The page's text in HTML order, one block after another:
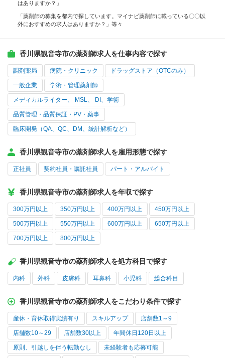
はありますか？」
「薬剤師の募集を都内で探しています。マイナビ薬剤師に載っている〇〇以
外におすすめの求人はありますか？」等々
香川県観音寺市の薬剤師求人を仕事内容で探す
調剤薬局 病院・クリニック ドラッグストア（OTCのみ）
一般企業 学術・管理薬剤師
メディカルライター、 MSL、 DI、学術
品質管理・品質保証・PV・薬事
臨床開発（QA、QC、DM、統計解析など）
香川県観音寺市の薬剤師求人を雇用形態で探す
正社員 契約社員・嘱託社員 パート・アルバイト
香川県観音寺市の薬剤師求人を年収で探す
300万円以上 350万円以上 400万円以上 450万円以上
500万円以上 550万円以上 600万円以上 650万円以上
700万円以上 800万円以上
香川県観音寺市の薬剤師求人を処方科目で探す
内科 外科 皮膚科 耳鼻科 小児科 総合科目
香川県観音寺市の薬剤師求人をこだわり条件で探す
産休・育休取得実績有り スキルアップ 店舗数1～9
店舗数10～29 店舗数30以上 年間休日120日以上
原則、引越しを伴う転勤なし 未経験者も応募可能